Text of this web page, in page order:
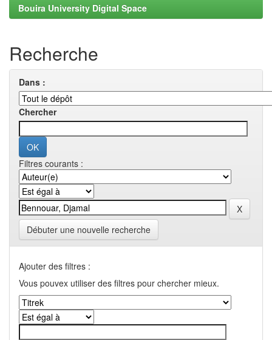
Bouira University Digital Space
Recherche
Dans :
Chercher
Filtres courants :
Débuter une nouvelle recherche
Ajouter des filtres :
Vous pouvex utiliser des filtres pour chercher mieux.